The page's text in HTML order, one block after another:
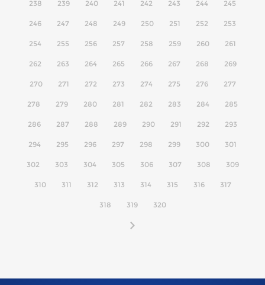
238 239 240 241 242 243 244 245
246 247 248 249 250 251 252 253
254 255 256 257 258 259 260 261
262 263 264 265 266 267 268 269
270 271 272 273 274 275 276 277
278 279 280 281 282 283 284 285
286 287 288 289 290 291 292 293
294 295 296 297 298 299 300 301
302 303 304 305 306 307 308 309
310 311 312 313 314 315 316 317
318 319 320